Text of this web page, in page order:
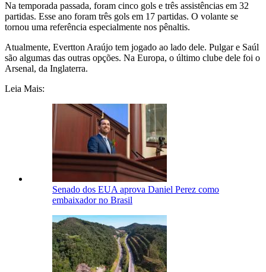
Na temporada passada, foram cinco gols e três assistências em 32
partidas. Esse ano foram três gols em 17 partidas. O volante se
tornou uma referência especialmente nos pênaltis.
Atualmente, Evertton Araújo tem jogado ao lado dele. Pulgar e Saúl
são algumas das outras opções. Na Europa, o último clube dele foi o
Arsenal, da Inglaterra.
Leia Mais:
Senado dos EUA aprova Daniel Perez como
embaixador no Brasil